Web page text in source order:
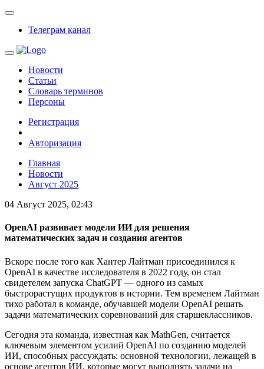
Телеграм канал
Новости
Статьи
Словарь терминов
Персоны
Регистрация
Авторизация
Главная
Новости
Август 2025
04 Август 2025, 02:43
OpenAI развивает модели ИИ для решения
математических задач и создания агентов
Вскоре после того как Хантер Лайтман присоединился к
OpenAI в качестве исследователя в 2022 году, он стал
свидетелем запуска ChatGPT — одного из самых
быстрорастущих продуктов в истории. Тем временем Лайтман
тихо работал в команде, обучавшей модели OpenAI решать
задачи математических соревнований для старшеклассников.
Сегодня эта команда, известная как MathGen, считается
ключевым элементом усилий OpenAI по созданию моделей
ИИ, способных рассуждать: основной технологии, лежащей в
основе агентов ИИ, которые могут выполнять задачи на